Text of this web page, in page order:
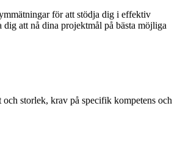
för att stödja dig i effektiv
att nå dina projektmål på bästa möjliga
storlek, krav på specifik kompetens och